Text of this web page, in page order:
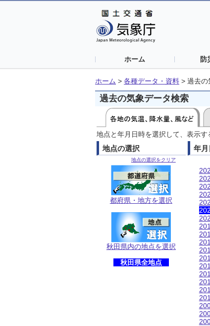
ホーム 防
ホーム > 各種データ・資料 > 過去の
過去の気象データ検索
地点と年月日時を選択して、表示す
地点の選択
地点の選択をクリア
都府県・地方を選択
秋田県内の地点を選択
秋田県全地点
年月